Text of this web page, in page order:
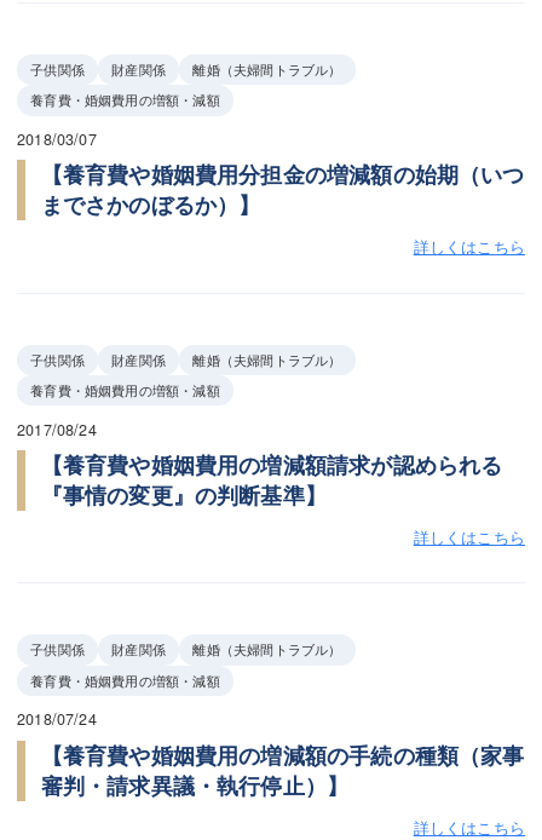
子供関係 財産関係
離婚（夫婦間トラブル）
養育費・婚姻費用の増額・減額
2018/03/07
【養育費や婚姻費用分担金の増減額の始期（いつ
までさかのぼるか）】
詳しくはこちら
子供関係 財産関係
離婚（夫婦間トラブル）
養育費・婚姻費用の増額・減額
2017/08/24
【養育費や婚姻費用の増減額請求が認められる
『事情の変更』の判断基準】
詳しくはこちら
子供関係 財産関係
離婚（夫婦間トラブル）
養育費・婚姻費用の増額・減額
2018/07/24
【養育費や婚姻費用の増減額の手続の種類（家事
審判・請求異議・執行停止）】
詳しくはこちら